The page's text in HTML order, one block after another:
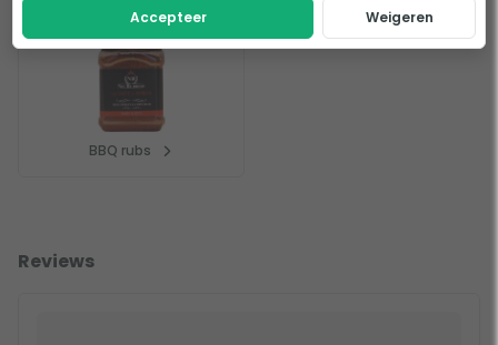
BBQ rubs
Reviews
Accepteer Weigeren